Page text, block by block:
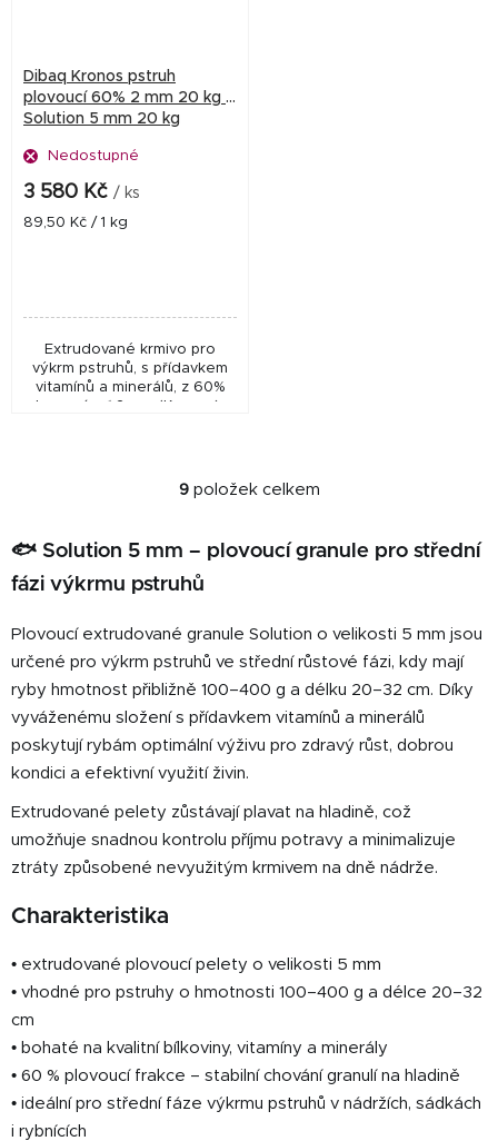
Dibaq Kronos pstruh
plovoucí 60% 2 mm 20 kg +
Solution 5 mm 20 kg
Nedostupné
3 580 Kč / ks
Měrná
89,50 Kč / 1 kg
Extrudované krmivo pro
výkrm pstruhů, s přídavkem
vitamínů a minerálů, z 60%
O
l
a
í
p
r
v
v
ý
p
9položek celkem
🐟 Solution 5 mm – plovoucí granule pro střední
fázi výkrmu pstruhů
Plovoucí extrudované granule Solution o velikosti 5 mm jsou
určené pro výkrm pstruhů ve střední růstové fázi, kdy mají
ryby hmotnost přibližně 100–400 g a délku 20–32 cm. Díky
vyváženému složení s přídavkem vitamínů a minerálů
poskytují rybám optimální výživu pro zdravý růst, dobrou
kondici a efektivní využití živin.
Extrudované pelety zůstávají plavat na hladině, což
umožňuje snadnou kontrolu příjmu potravy a minimalizuje
ztráty způsobené nevyužitým krmivem na dně nádrže.
Charakteristika
• extrudované plovoucí pelety o velikosti 5 mm
• vhodné pro pstruhy o hmotnosti 100–400 g a délce 20–32
cm
• bohaté na kvalitní bílkoviny, vitamíny a minerály
• 60 % plovoucí frakce – stabilní chování granulí na hladině
• ideální pro střední fáze výkrmu pstruhů v nádržích, sádkách
i rybnících